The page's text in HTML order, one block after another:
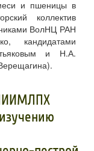
и пшеницы в
коллектив
ВолНЦ РАН
кандидатами
и Н.А.